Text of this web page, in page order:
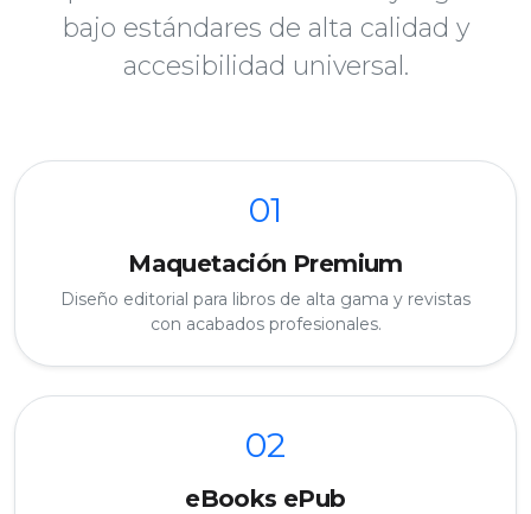
bajo estándares de alta calidad y
accesibilidad universal.
01
Maquetación Premium
Diseño editorial para libros de alta gama y revistas
con acabados profesionales.
02
eBooks ePub